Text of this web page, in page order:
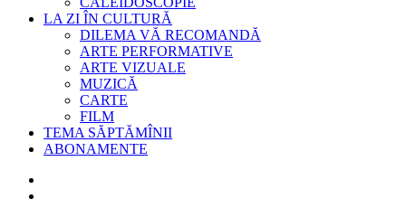
LA ZI ÎN CULTURĂ
DILEMA VĂ RECOMANDĂ
ARTE PERFORMATIVE
ARTE VIZUALE
MUZICĂ
CARTE
FILM
TEMA SĂPTĂMÎNII
ABONAMENTE